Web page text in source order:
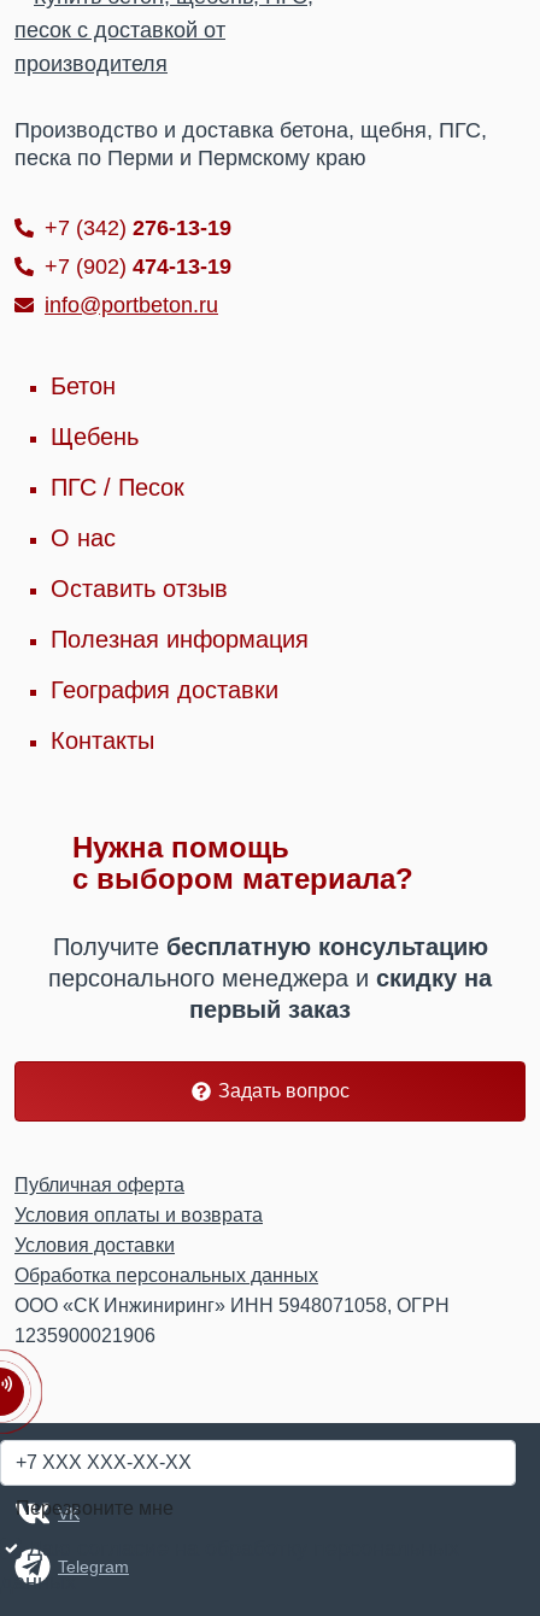
Производство и доставка бетона, щебня, ПГС,
песка по Перми и Пермскому краю
+7 (342) 276-13-19
+7 (902) 474-13-19
info@portbeton.ru
Бетон
Щебень
ПГС / Песок
О нас
Оставить отзыв
Полезная информация
География доставки
Контакты
Нужна помощь
с выбором материала?
Получите бесплатную консультацию
персонального менеджера и скидку на
первый заказ
Задать вопрос
Публичная оферта
Условия оплаты и возврата
Условия доставки
Обработка персональных данных
ООО «СК Инжиниринг» ИНН 5948071058, ОГРН
1235900021906
© 2018-2026Бетонный портал Пермь
VK
Telegram
Перезвоните мне
Даю согласие на
данных